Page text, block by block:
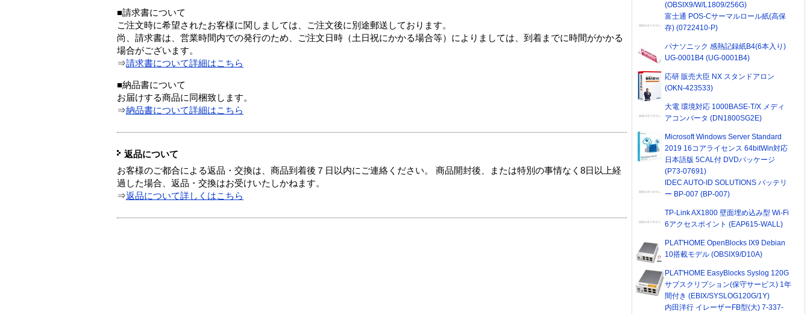
■請求書について
ご注文時に希望されたお客様に関しましては、ご注文後に別途郵送しております。
尚、請求書は、営業時間内での発行のため、ご注文日時（土日祝にかかる場合等）によりましては、到着までに時間がかかる
場合がございます。
⇒請求書について詳細はこちら
■納品書について
お届けする商品に同梱致します。
⇒納品書について詳細はこちら
返品について
お客様のご都合による返品・交換は、商品到着後７日以内にご連絡ください。 商品開封後、または特別の事情なく8日以上経
過した場合、返品・交換はお受けいたしかねます。
⇒返品について詳しくはこちら
(OBSIX9/W/L1809/256G)
富士通 POS-Cサーマルロール紙(高保
存) (0722410-P)
パナソニック 感熱記録紙B4(6本入り)
UG-0001B4 (UG-0001B4)
応研 販売大臣 NX スタンドアロン
(OKN-423533)
大電 環境対応 1000BASE-T/X メディ
アコンバータ (DN1800SG2E)
Microsoft Windows Server Standard
2019 16コアライセンス 64bitWin対応
日本語版 5CAL付 DVDパッケージ
(P73-07691)
IDEC AUTO-ID SOLUTIONS バッテリ
ー BP-007 (BP-007)
TP-Link AX1800 壁面埋め込み型 Wi-Fi
6アクセスポイント (EAP615-WALL)
PLAT'HOME OpenBlocks IX9 Debian
10搭載モデル (OBSIX9/D10A)
PLAT'HOME EasyBlocks Syslog 120G
サブスクリプション(保守サービス) 1年
間付き (EBIX/SYSLOG120G/1Y)
内田洋行 イレーザーFB型(大) 7-337-